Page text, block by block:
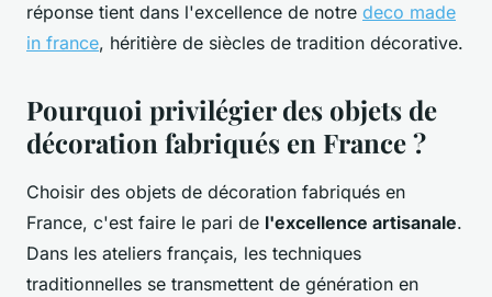
réponse tient dans l'excellence de notre deco made
in france, héritière de siècles de tradition décorative.
Pourquoi privilégier des objets de
décoration fabriqués en France ?
Choisir des objets de décoration fabriqués en
France, c'est faire le pari de l'excellence artisanale.
Dans les ateliers français, les techniques
traditionnelles se transmettent de génération en